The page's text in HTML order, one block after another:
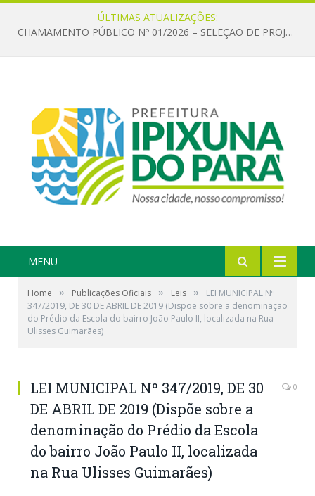
ÚLTIMAS ATUALIZAÇÕES:
CHAMAMENTO PÚBLICO Nº 01/2026 – SELEÇÃO DE PROJETOS PARA FIRMAR TERMO DE EXECUÇÃO CULTURAL COM RECURSOS DA POLÍTICA NACIONAL ALDIR BLANC DE FOMENTO À CULTURA – PNAB (LEI Nº 14.399/2022)
MENU
Home » Publicações Oficiais » Leis »
LEI MUNICIPAL Nº
347/2019, DE 30 DE ABRIL DE 2019 (Dispõe sobre a denominação
do Prédio da Escola do bairro João Paulo II, localizada na Rua
Ulisses Guimarães)
LEI MUNICIPAL Nº 347/2019, DE 30
DE ABRIL DE 2019 (Dispõe sobre a
denominação do Prédio da Escola
do bairro João Paulo II, localizada
na Rua Ulisses Guimarães)
0